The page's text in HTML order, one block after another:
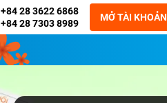
+84 28 3622 6868
+84 28 7303 8989
MỞ TÀI KHOẢN